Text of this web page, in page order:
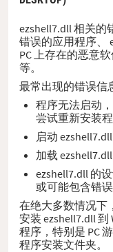
ezshell7.dll 相关的
错误的应用程序、
PC 上存在的恶意
等。
最常出现的错误信
程序无法启动
尝试重新安装
启动
加载
ezshell7.dll 的
或可能包含错误
在绝大多数情况下
安装 ezshell7.dll
程序，特别是 PC
程序安装文件夹。